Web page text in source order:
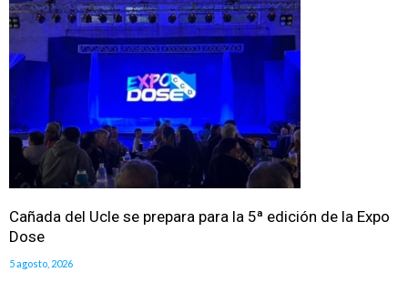
Cañada del Ucle se prepara para la 5ª edición de la Expo
Dose
5 agosto, 2026